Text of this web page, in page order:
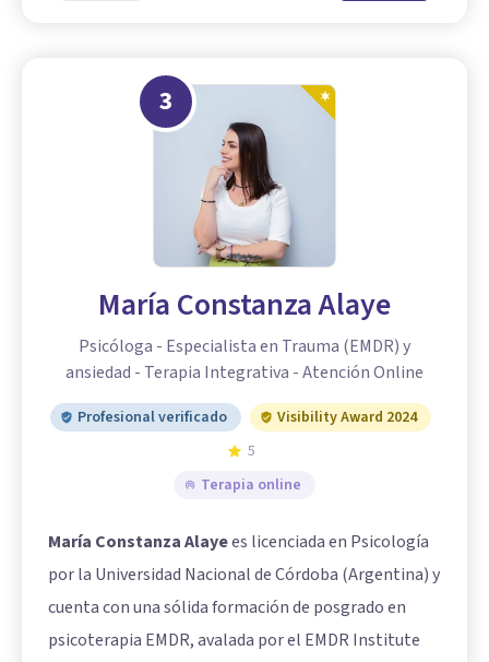
3
María Constanza Alaye
Psicóloga - Especialista en Trauma (EMDR) y
ansiedad - Terapia Integrativa - Atención Online
Profesional verificado
Visibility Award 2024
5
Terapia online
María Constanza Alayees licenciada en Psicología
por la Universidad Nacional de Córdoba (Argentina) y
cuenta con una sólida formación de posgrado en
psicoterapia EMDR, avalada por el EMDR Institute